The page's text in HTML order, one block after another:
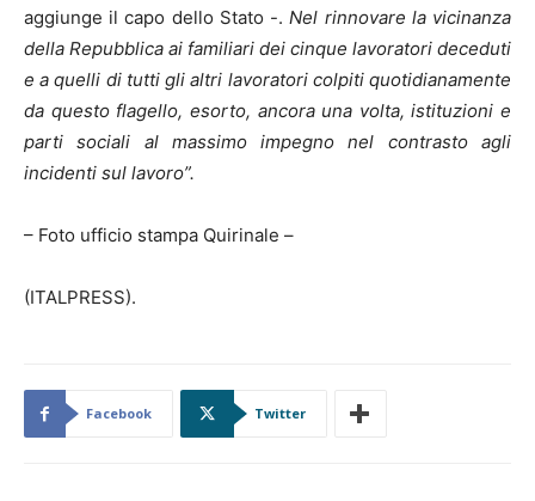
aggiunge il capo dello Stato -.Nel rinnovare la vicinanza
della Repubblica ai familiari dei cinque lavoratori deceduti
e a quelli di tutti gli altri lavoratori colpiti quotidianamente
da questo flagello, esorto, ancora una volta, istituzioni e
parti sociali al massimo impegno nel contrasto agli
incidenti sul lavoro”.
– Foto ufficio stampa Quirinale –
(ITALPRESS).
Facebook Twitter